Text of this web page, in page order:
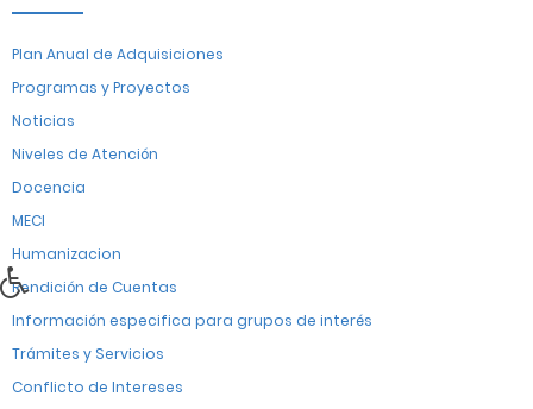
Plan Anual de Adquisiciones
Programas y Proyectos
Noticias
Niveles de Atención
Docencia
MECI
Humanizacion
Rendición de Cuentas
Información especifica para grupos de interés
Trámites y Servicios
Conflicto de Intereses